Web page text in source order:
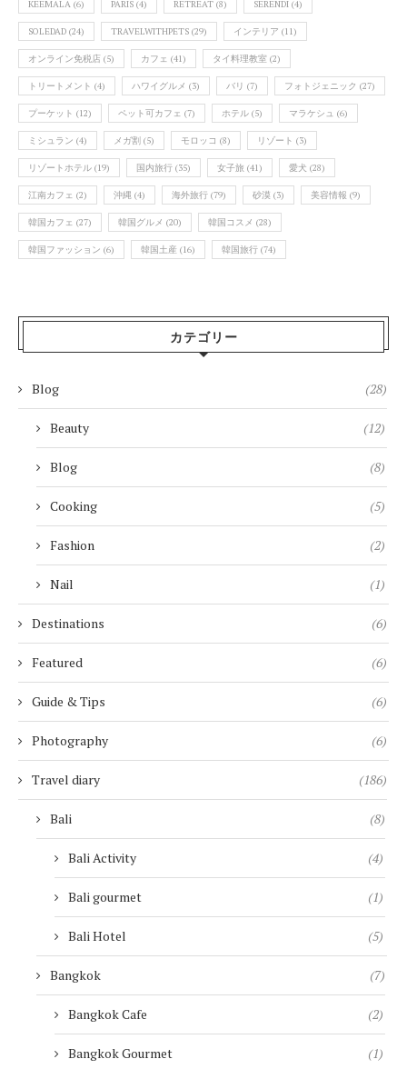
KEEMALA (6) PARIS (4) RETREAT (8) SERENDI (4)
SOLEDAD (24) TRAVELWITHPETS (29) インテリア (11)
オンライン免税店 (5) カフェ (41) タイ料理教室 (2)
トリートメント (4) ハワイグルメ (3) バリ (7) フォトジェニック (27)
プーケット (12) ペット可カフェ (7) ホテル (5) マラケシュ (6)
ミシュラン (4) メガ割 (5) モロッコ (8) リゾート (3)
リゾートホテル (19) 国内旅行 (35) 女子旅 (41) 愛犬 (28)
江南カフェ (2) 沖縄 (4) 海外旅行 (79) 砂漠 (3) 美容情報 (9)
韓国カフェ (27) 韓国グルメ (20) 韓国コスメ (28)
韓国ファッション (6) 韓国土産 (16) 韓国旅行 (74)
カテゴリー
Blog (28)
Beauty (12)
Blog (8)
Cooking (5)
Fashion (2)
Nail (1)
Destinations (6)
Featured (6)
Guide & Tips (6)
Photography (6)
Travel diary (186)
Bali (8)
Bali Activity (4)
Bali gourmet (1)
Bali Hotel (5)
Bangkok (7)
Bangkok Cafe (2)
Bangkok Gourmet (1)